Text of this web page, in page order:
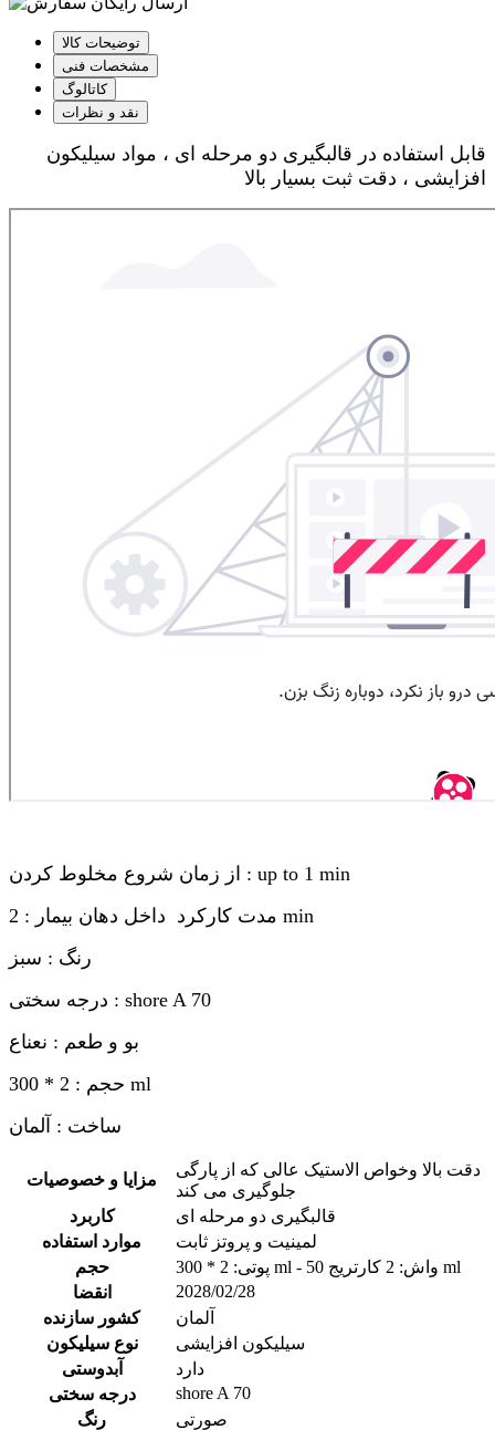
توضیحات کالا
مشخصات فنی
کاتالوگ
نقد و نظرات
قابل استفاده در قالبگیری دو مرحله ای ، مواد سیلیکون
افزایشی ، دقت ثبت بسیار بالا
از زمان شروع مخلوط کردن : up to 1 min
مدت کارکرد داخل دهان بیمار : 2 min
رنگ : سبز
درجه سختی : shore A 70
بو و طعم : نعناع
حجم : 2 * 300 ml
ساخت : آلمان
مزایا و خصوصیات
دقت بالا وخواص الاستیک عالی که از پارگی
جلوگیری می کند
کاربرد
قالبگیری دو مرحله ای
موارد استفاده
لمینیت و پروتز ثابت
حجم
پوتی: 2 * 300 ml - واش: 2 کارتریج 50 ml
انقضا
2028/02/28
کشور سازنده
آلمان
نوع سیلیکون
سیلیکون افزایشی
آبدوستی
دارد
درجه سختی
shore A 70
رنگ
صورتی